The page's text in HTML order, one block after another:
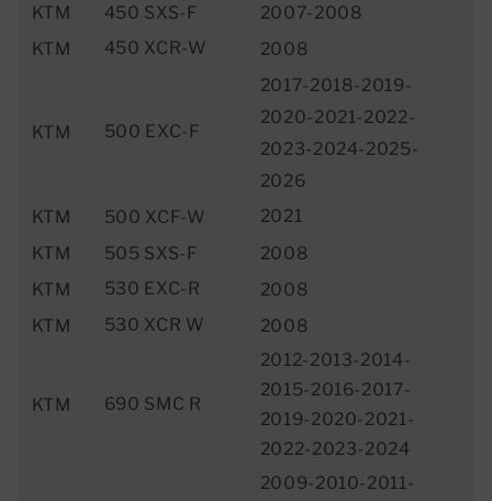
KTM
450 SXS-F
2007-2008
KTM
450 XCR-W 2008
KTM 500 EXC-F
2017-2018-2019-
2020-2021-2022-
2023-2024-2025-
2026
KTM
500 XCF-W
2021
KTM
505 SXS-F
2008
KTM
530 EXC-R
2008
KTM
530 XCR W 2008
KTM 690 SMC R
2012-2013-2014-
2015-2016-2017-
2019-2020-2021-
2022-2023-2024
2009-2010-2011-